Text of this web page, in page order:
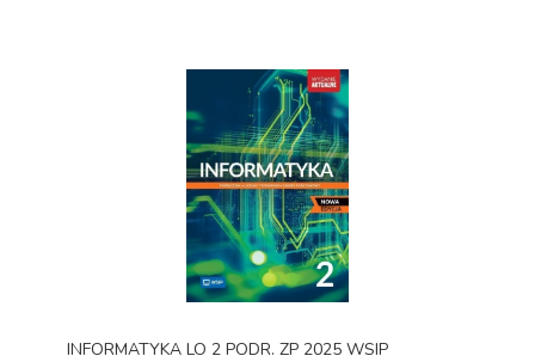
INFORMATYKA LO 2 PODR. ZP 2025 WSIP